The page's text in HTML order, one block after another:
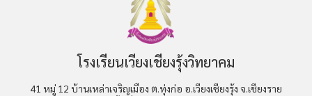
โรงเรียนเวียงเชียงรุ้งวิทยาคม
41 หมู่ 12 บ้านเหล่าเจริญเมือง ต.ทุ่งก่อ อ.เวียงเชียงรุ้ง จ.เชียงราย